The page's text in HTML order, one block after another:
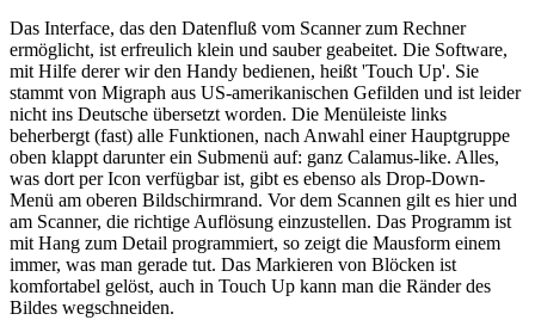
Das Interface, das den Datenfluß vom Scanner zum Rechner
ermöglicht, ist erfreulich klein und sauber geabeitet. Die Software,
mit Hilfe derer wir den Handy bedienen, heißt 'Touch Up'. Sie
stammt von Migraph aus US-amerikanischen Gefilden und ist leider
nicht ins Deutsche übersetzt worden. Die Menüleiste links
beherbergt (fast) alle Funktionen, nach Anwahl einer Hauptgruppe
oben klappt darunter ein Submenü auf: ganz Calamus-like. Alles,
was dort per Icon verfügbar ist, gibt es ebenso als Drop-Down-
Menü am oberen Bildschirmrand. Vor dem Scannen gilt es hier und
am Scanner, die richtige Auflösung einzustellen. Das Programm ist
mit Hang zum Detail programmiert, so zeigt die Mausform einem
immer, was man gerade tut. Das Markieren von Blöcken ist
komfortabel gelöst, auch in Touch Up kann man die Ränder des
Bildes wegschneiden.